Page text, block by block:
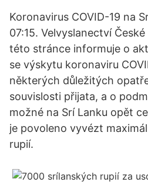
Koronavirus COVID-19 na
07:15. Velvyslanectví
této stránce informuje o
se výskytu koronaviru
některých důležitých
souvislosti přijata, a o
možné na Srí Lanku opět
je povoleno vyvézt
rupií.